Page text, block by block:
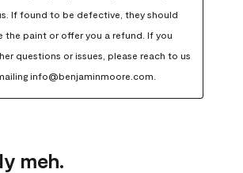
If found to be defective, they should
the paint or offer you a refund. If you
questions or issues, please reach to us
info@benjaminmoore.com.
meh.